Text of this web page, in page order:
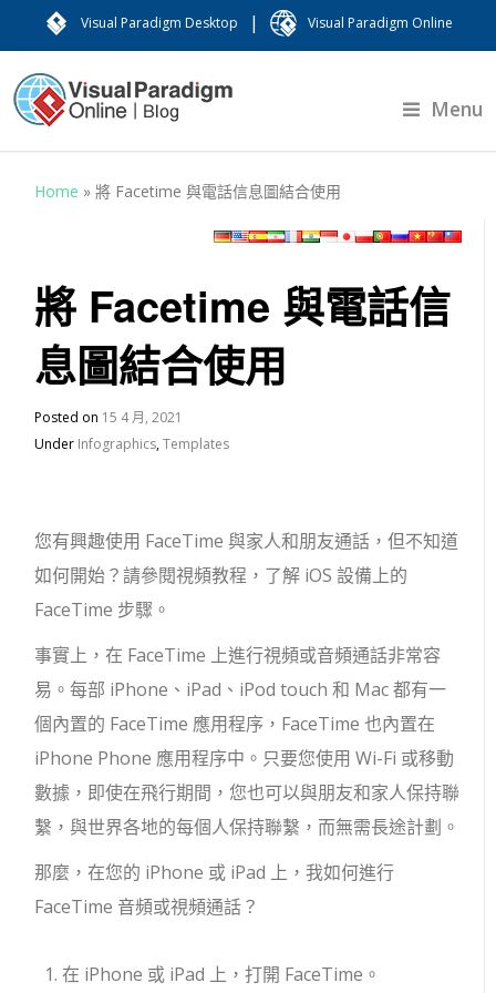
Visual Paradigm Desktop | Visual Paradigm Online
Menu
Home »將 Facetime 與電話信息圖結合使用
將 Facetime 與電話信
息圖結合使用
Posted on 15 4 月, 2021
Under Infographics,Templates
您有興趣使用 FaceTime 與家人和朋友通話，但不知道
如何開始？請參閱視頻教程，了解 iOS 設備上的
FaceTime 步驟。
事實上，在 FaceTime 上進行視頻或音頻通話非常容
易。每部 iPhone、iPad、iPod touch 和 Mac 都有一
個內置的 FaceTime 應用程序，FaceTime 也內置在
iPhone Phone 應用程序中。只要您使用 Wi-Fi 或移動
數據，即使在飛行期間，您也可以與朋友和家人保持聯
繫，與世界各地的每個人保持聯繫，而無需長途計劃。
那麼，在您的 iPhone 或 iPad 上，我如何進行
FaceTime 音頻或視頻通話？
在 iPhone 或 iPad 上，打開 FaceTime。